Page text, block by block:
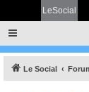
LeSocial
Le Social